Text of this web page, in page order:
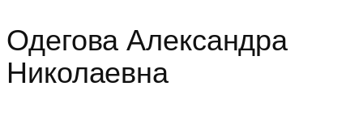
Одегова Александра
Николаевна